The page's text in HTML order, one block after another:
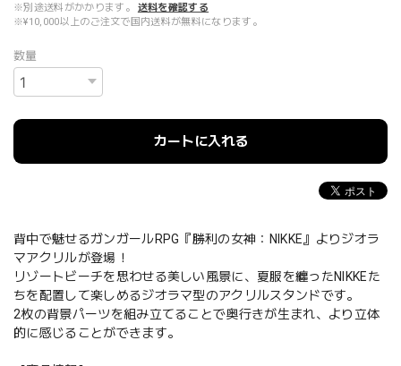
※別途送料がかかります。
送料を確認する
※¥10,000以上のご注文で国内送料が無料になります。
数量
カートに入れる
背中で魅せるガンガールRPG『勝利の女神：NIKKE』よりジオラ
マアクリルが登場！
リゾートビーチを思わせる美しい風景に、夏服を纏ったNIKKEた
ちを配置して楽しめるジオラマ型のアクリルスタンドです。
2枚の背景パーツを組み立てることで奥行きが生まれ、より立体
的に感じることができます。